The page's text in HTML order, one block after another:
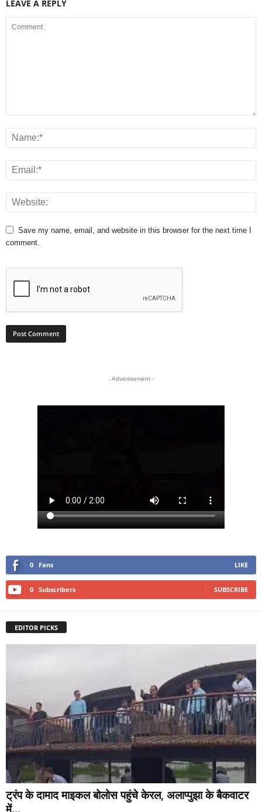
LEAVE A REPLY
Save my name, email, and website in this browser for the next time I
comment.
- Advertisement -
0 Fans LIKE
0 Subscribers SUBSCRIBE
EDITOR PICKS
ट्रंप के दामाद माइकल बोलोस पहुंचे केरल, अलाप्पुझा के बैकवाटर